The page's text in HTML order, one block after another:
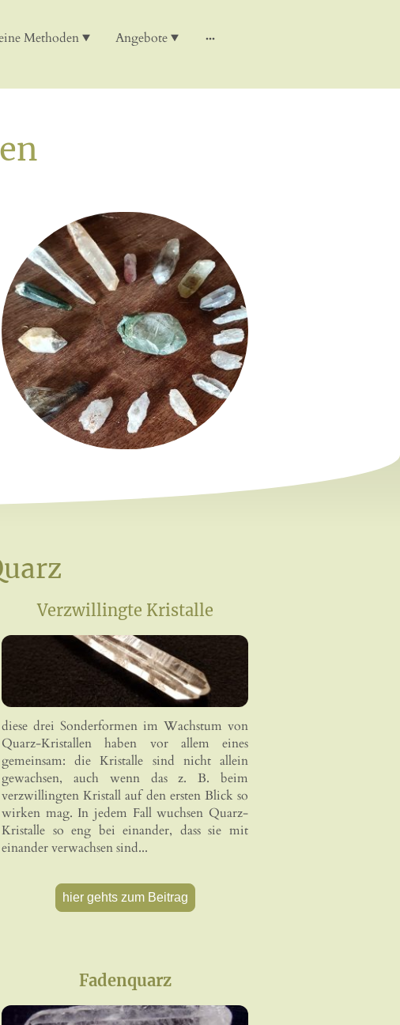
Methoden Angebote
Verzwillingte Kristalle
diese drei Sonderformen im Wachstum von
Quarz-Kristallen haben vor allem eines
gemeinsam: die Kristalle sind nicht allein
gewachsen, auch wenn das z. B. beim
verzwillingten Kristall auf den ersten Blick so
wirken mag. In jedem Fall wuchsen Quarz-
Kristalle so eng bei einander, dass sie mit
einander verwachsen sind...
hier gehts zum Beitrag
Fadenquarz